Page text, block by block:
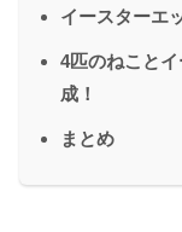
イースターエ
4匹のねこと
成！
まとめ